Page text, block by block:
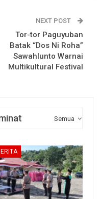
NEXT POST
Tor-tor Paguyuban
Batak “Dos Ni Roha”
Sawahlunto Warnai
Multikultural Festival
Semua